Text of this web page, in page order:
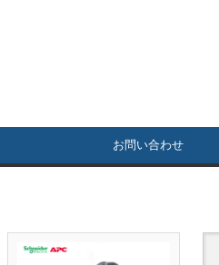
お問い合わせ